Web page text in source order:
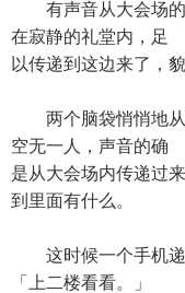
有声音从大会场的
在寂静的礼堂内，足
以传递到这边来了，
两个脑袋悄悄地从
空无一人，声音的确
是从大会场内传递过
到里面有什么。
这时候一个手机递
「上二楼看看。」